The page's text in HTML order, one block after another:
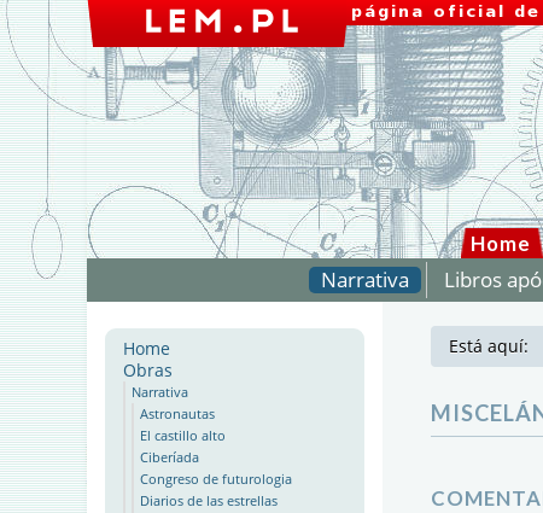
Home
Narrativa Libros
Home
Obras
Narrativa
Astronautas
El castillo alto
Ciberíada
Congreso de futurologia
Diarios de las estrellas
Está aquí: